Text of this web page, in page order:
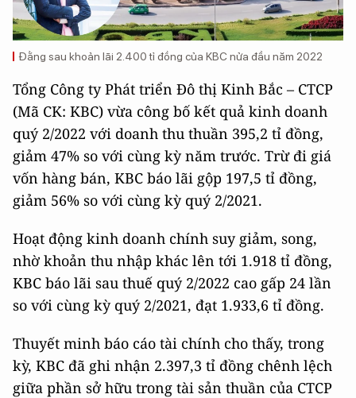
Đằng sau khoản lãi 2.400 tỉ đồng của KBC nửa đầu năm 2022
Tổng Công ty Phát triển Đô thị Kinh Bắc – CTCP
(Mã CK: KBC) vừa công bố kết quả kinh doanh
quý 2/2022 với doanh thu thuần 395,2 tỉ đồng,
giảm 47% so với cùng kỳ năm trước. Trừ đi giá
vốn hàng bán, KBC báo lãi gộp 197,5 tỉ đồng,
giảm 56% so với cùng kỳ quý 2/2021.
Hoạt động kinh doanh chính suy giảm, song,
nhờ khoản thu nhập khác lên tới 1.918 tỉ đồng,
KBC báo lãi sau thuế quý 2/2022 cao gấp 24 lần
so với cùng kỳ quý 2/2021, đạt 1.933,6 tỉ đồng.
Thuyết minh báo cáo tài chính cho thấy, trong
kỳ, KBC đã ghi nhận 2.397,3 tỉ đồng chênh lệch
giữa phần sở hữu trong tài sản thuần của CTCP